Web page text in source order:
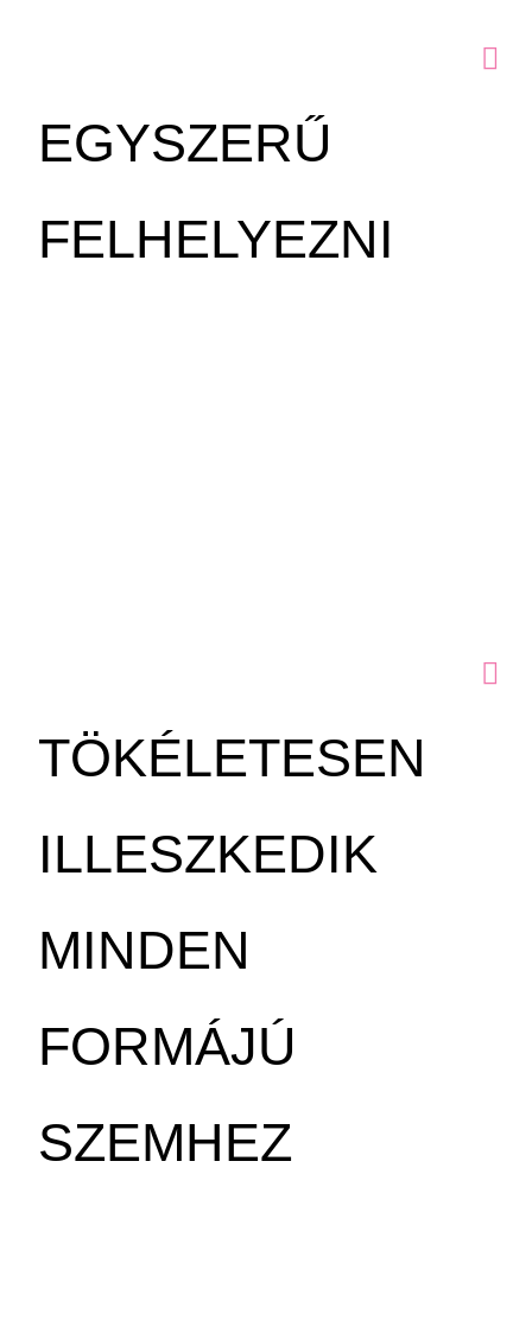
EGYSZERŰ
FELHELYEZNI
TÖKÉLETESEN
ILLESZKEDIK
MINDEN
FORMÁJÚ
SZEMHEZ